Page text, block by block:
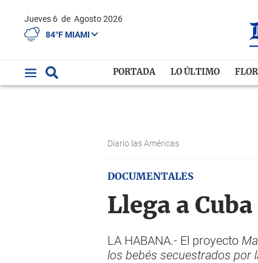
Jueves 6 de Agosto 2026
84°F MIAMI
PORTADA LO ÚLTIMO
Diario las Américas
DOCUMENTALES
Llega a
LA HABANA.- El proyecto
los bebés secuestrados por